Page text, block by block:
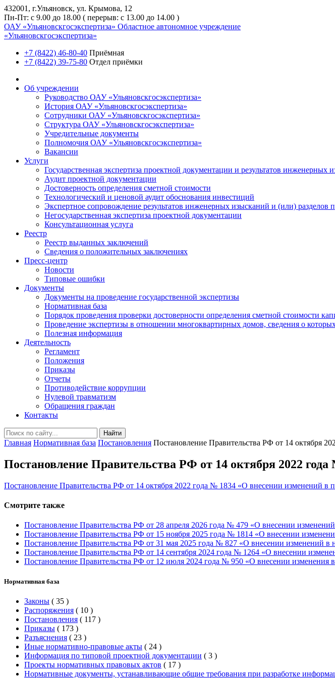
432001, г.Ульяновск, ул. Крымова, 12
Пн-Пт: с 9.00 до 18.00 ( перерыв: с 13.00 до 14.00 )
ОАУ «Ульяновскгосэкспертиза» Областное автономное учреждение
«Ульяновскгосэкспертиза»
+7 (8422) 46-80-40 Приёмная
+7 (8422) 39-75-80 Отдел приёмки
Об учреждении
Руководство ОАУ «Ульяновскгосэкспертиза»
История ОАУ «Ульяновскгосэкспертиза»
Сотрудники ОАУ «Ульяновскгосэкспертиза»
Структура ОАУ «Ульяновскгосэкспертиза»
Учредительные документы
Полномочия ОАУ «Ульяновскгосэкспертиза»
Вакансии
Услуги
Государственная экспертиза проектной документации и результатов инженерных
Аудит проектной документации
Достоверность определения сметной стоимости
Технологический и ценовой аудит обоснования инвестиций
Экспертное сопровождение результатов инженерных изысканий и (или) разделов
Негосударственная экспертиза проектной документации
Консультационная услуга
Реестр
Реестр выданных заключений
Сведения о положительных заключениях
Пресс-центр
Новости
Типовые ошибки
Документы
Документы на проведение государственной экспертизы
Нормативная база
Порядок проведения проверки достоверности определения сметной стоимости
Проведение экспертизы в отношении многоквартирных домов, сведения о
Полезная информация
Деятельность
Регламент
Положения
Приказы
Отчеты
Противодействие коррупции
Нулевой травматизм
Обращения граждан
Контакты
Найти
Главная Нормативная база Постановления Постановление Правительства РФ от 14 октября
Постановление Правительства РФ от 14 октября 2022 года
Постановление Правительства РФ от 14 октября 2022 года № 1834 «О внесении изменений в
Смотрите также
Постановление Правительства РФ от 28 апреля 2026 года № 479 «О внесении
Постановление Правительства РФ от 15 ноября 2025 года № 1814 «О внесении
Постановление Правительства РФ от 31 мая 2025 года № 827 «О внесении изменений в
Постановление Правительства РФ от 14 сентября 2024 года № 1264 «О внесении
Постановление Правительства РФ от 12 июля 2024 года № 950 «О внесении изменения
Нормативная база
Законы ( 35 )
Распоряжения ( 10 )
Постановления ( 117 )
Приказы ( 173 )
Разъяснения ( 23 )
Иные нормативно-правовые акты ( 24 )
Информация по типовой проектной документации ( 3 )
Проекты нормативных правовых актов ( 17 )
Нормативные документы, устанавливающие общие требования при разработке